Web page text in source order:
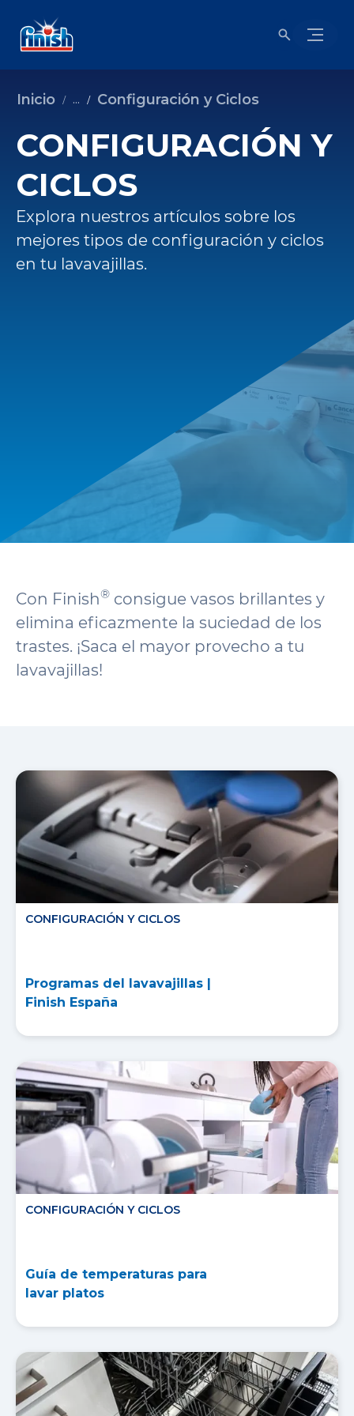
Inicio ... Configuración y Ciclos
CONFIGURACIÓN Y
CICLOS
Explora nuestros artículos sobre los
mejores tipos de configuración y ciclos
en tu lavavajillas.
Con Finish® consigue vasos brillantes y
elimina eficazmente la suciedad de los
trastes. ¡Saca el mayor provecho a tu
lavavajillas!
Programas del lavavajillas |
Finish España
CONFIGURACIÓN Y CICLOS
Guía de temperaturas para
lavar platos
CONFIGURACIÓN Y CICLOS